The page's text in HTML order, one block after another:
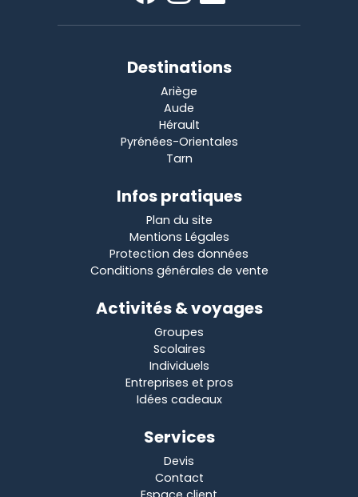
Destinations
Ariège
Aude
Hérault
Pyrénées-Orientales
Tarn
Infos pratiques
Plan du site
Mentions Légales
Protection des données
Conditions générales de vente
Activités & voyages
Groupes
Scolaires
Individuels
Entreprises et pros
Idées cadeaux
Services
Devis
Contact